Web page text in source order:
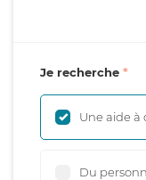
Je recherche
Une aide à
Du